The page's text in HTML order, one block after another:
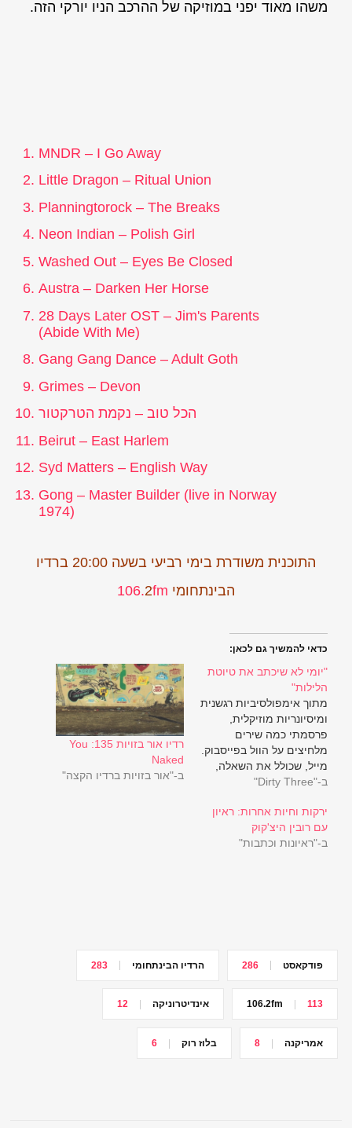
משהו מאוד יפני במוזיקה של ההרכב הניו יורקי הזה.
MNDR – I Go Away
Little Dragon – Ritual Union
Planningtorock – The Breaks
Neon Indian – Polish Girl
Washed Out – Eyes Be Closed
Austra – Darken Her Horse
28 Days Later OST – Jim's Parents
(Abide With Me)
Gang Gang Dance – Adult Goth
Grimes – Devon
הכל טוב – נקמת הטרקטור
Beirut – East Harlem
Syd Matters – English Way
Gong – Master Builder (live in Norway
1974)
התוכנית משודרת בימי רביעי בשעה 20:00 ברדיו
הבינתחומי
106.2fm
כדאי להמשיך גם לכאן:
"יומי לא שיכתב את טיוטת
הלילות"
מתוך אימפולסיביות רגשנית
ומיסיונריות מוזיקלית,
פרסמתי כמה שירים
מלחיצים על הוול בפייסבוק.
מייל, שכולל את השאלה,
"מה שלומך?", לא איחר
אנשים טובים ברשת. אנשים
טובים מאוד). למטה
אשתמש (בחלק) מהתשובה
ב-"Dirty Three"
רדיו אור בזויות 135: You
Naked
ב-"אור בזויות ברדיו הקצה"
ירקות וחיות אחרות: ראיון
עם רובין היצ'קוק
ב-"ראיונות וכתבות"
פודקאסט 286 הרדיו הבינתחומי 283
106.2fm 113 אינדיטרוניקה 12
אמריקנה 8 בלוז רוק 6